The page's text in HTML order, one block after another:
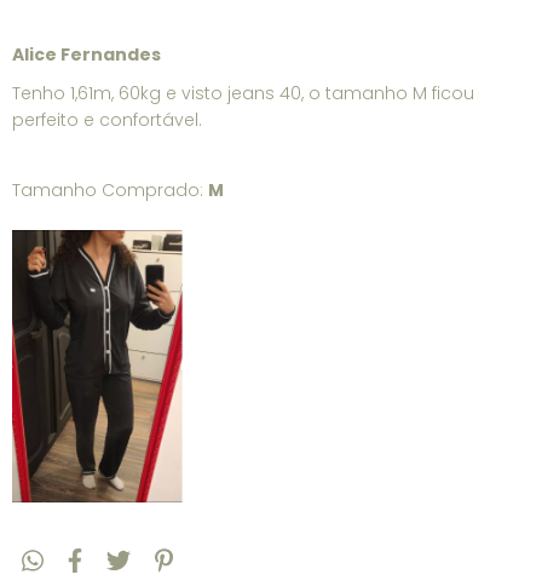
Alice Fernandes
Tenho 1,61m, 60kg e visto jeans 40, o tamanho M ficou
perfeito e confortável.
Tamanho Comprado: M